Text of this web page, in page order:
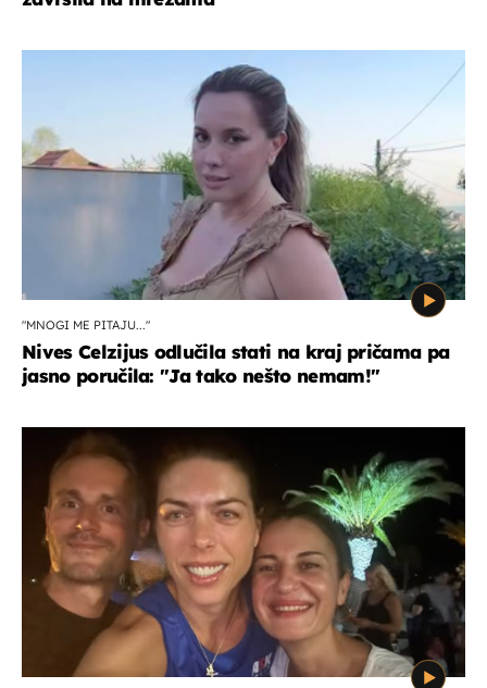
"MNOGI ME PITAJU..."
Nives Celzijus odlučila stati na kraj pričama pa
jasno poručila: "Ja tako nešto nemam!"